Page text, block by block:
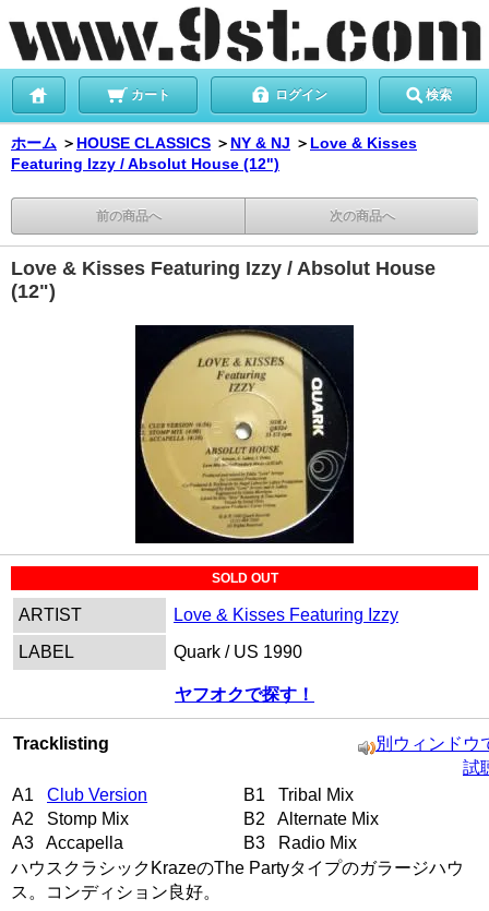
カート ログイン 検索
ホーム ＞ HOUSE CLASSICS ＞ NY & NJ ＞ Love & Kisses
Featuring Izzy / Absolut House (12")
前の商品へ 次の商品へ
Love & Kisses Featuring Izzy / Absolut House
(12")
SOLD OUT
ARTIST
Love & Kisses Featuring Izzy
LABEL
Quark / US 1990
ヤフオクで探す！
Tracklisting
別ウィンドウ
試
A1 Club Version
A2 Stomp Mix
A3 Accapella
B1 Tribal Mix
B2 Alternate Mix
B3 Radio Mix
ハウスクラシックKrazeのThe Partyタイプのガラージハウ
ス。コンディション良好。